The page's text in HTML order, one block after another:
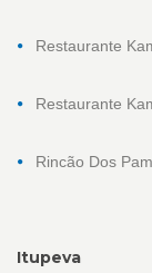
Restaurante
Restaurante
Rincão Dos
Itupeva